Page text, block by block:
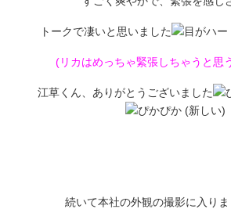
トークで凄いと思いました
(リカはめっちゃ緊張しちゃうと思
江草くん、ありがとうございました
続いて本社の外観の撮影に入りま